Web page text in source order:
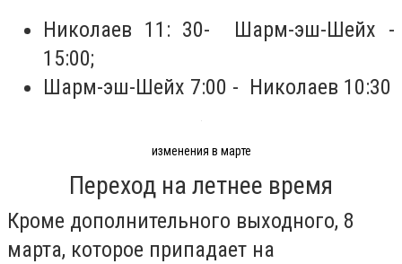
Николаев 11: 30- Шарм-эш-Шейх -
15:00;
Шарм-эш-Шейх 7:00 - Николаев 10:30
изменения в марте
Переход на летнее время
Кроме дополнительного выходного, 8
марта, которое припадает на